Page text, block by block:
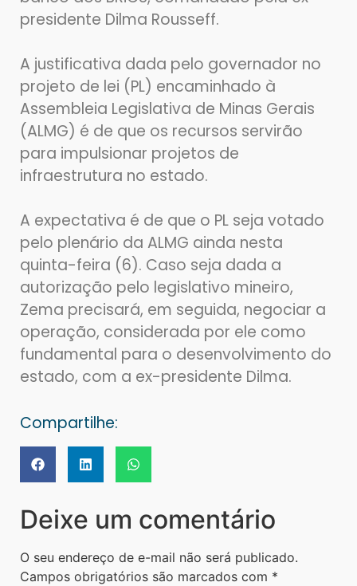
presidente Dilma Rousseff.
A justificativa dada pelo governador no
projeto de lei (PL) encaminhado à
Assembleia Legislativa de Minas Gerais
(ALMG) é de que os recursos servirão
para impulsionar projetos de
infraestrutura no estado.
A expectativa é de que o PL seja votado
pelo plenário da ALMG ainda nesta
quinta-feira (6). Caso seja dada a
autorização pelo legislativo mineiro,
Zema precisará, em seguida, negociar a
operação, considerada por ele como
fundamental para o desenvolvimento do
estado, com a ex-presidente Dilma.
Compartilhe:
Deixe um comentário
O seu endereço de e-mail não será publicado.
Campos obrigatórios são marcados com *